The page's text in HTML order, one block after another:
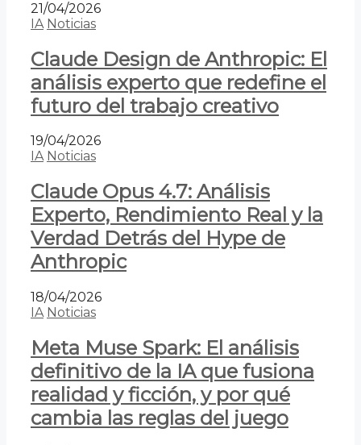
21/04/2026
IA Noticias
Claude Design de Anthropic: El
análisis experto que redefine el
futuro del trabajo creativo
19/04/2026
IA Noticias
Claude Opus 4.7: Análisis
Experto, Rendimiento Real y la
Verdad Detrás del Hype de
Anthropic
18/04/2026
IA Noticias
Meta Muse Spark: El análisis
definitivo de la IA que fusiona
realidad y ficción, y por qué
cambia las reglas del juego